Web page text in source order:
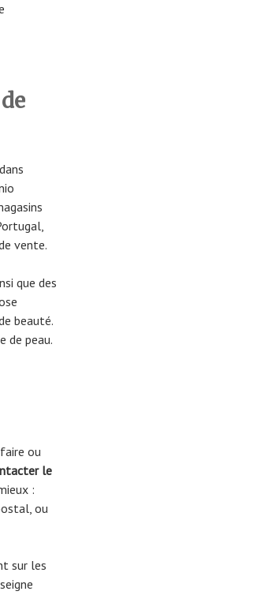
vente.
que des
beauté.
de peau.
ou
le
:
ou
sur les